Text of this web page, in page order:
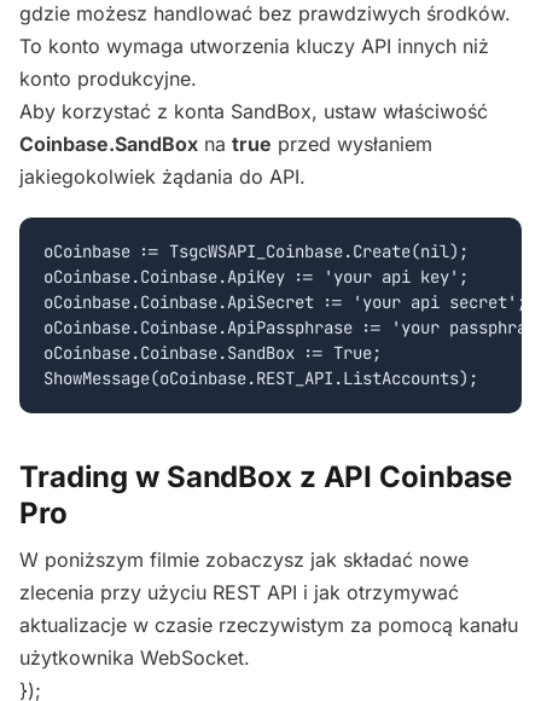
gdzie możesz handlować bez prawdziwych środków.
To konto wymaga utworzenia kluczy API innych niż
konto produkcyjne.
Aby korzystać z konta SandBox, ustaw właściwość
Coinbase.SandBox na true przed wysłaniem
jakiegokolwiek żądania do API.
oCoinbase := TsgcWSAPI_Coinbase.Create(nil);
oCoinbase.Coinbase.ApiKey := 'your api key';
oCoinbase.Coinbase.ApiSecret := 'your api secret';
oCoinbase.Coinbase.ApiPassphrase := 'your
oCoinbase.Coinbase.SandBox := True;
Trading w SandBox z API Coinbase
Pro
W poniższym filmie zobaczysz jak składać nowe
zlecenia przy użyciu REST API i jak otrzymywać
aktualizacje w czasie rzeczywistym za pomocą kanału
użytkownika WebSocket.
});